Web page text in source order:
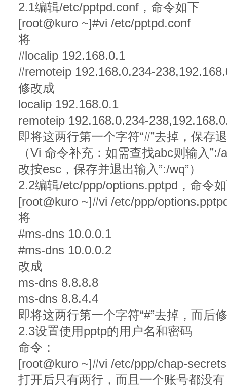
2.1编辑/etc/pptpd.conf，命令如下
[root@kuro ~]#vi /etc/pptpd.conf
将
#localip 192.168.0.1
#remoteip 192.168.0.234-
修改成
localip 192.168.0.1
remoteip 192.168.0.234-
即将这两行第一个字符“#”去掉，保存
（Vi 命令补充：如需查找abc则输入
改按esc，保存并退出输入”:/wq”）
2.2编辑/etc/ppp/options.pptpd，命令
[root@kuro ~]#vi /etc/ppp/
将
#ms-dns 10.0.0.1
#ms-dns 10.0.0.2
改成
ms-dns 8.8.8.8
ms-dns 8.8.4.4
即将这两行第一个字符“#”去掉，而后
2.3设置使用pptp的用户名和密码
命令：
[root@kuro ~]#vi /etc/ppp/chap-secrets
打开后只有两行，而且一个账号都没有